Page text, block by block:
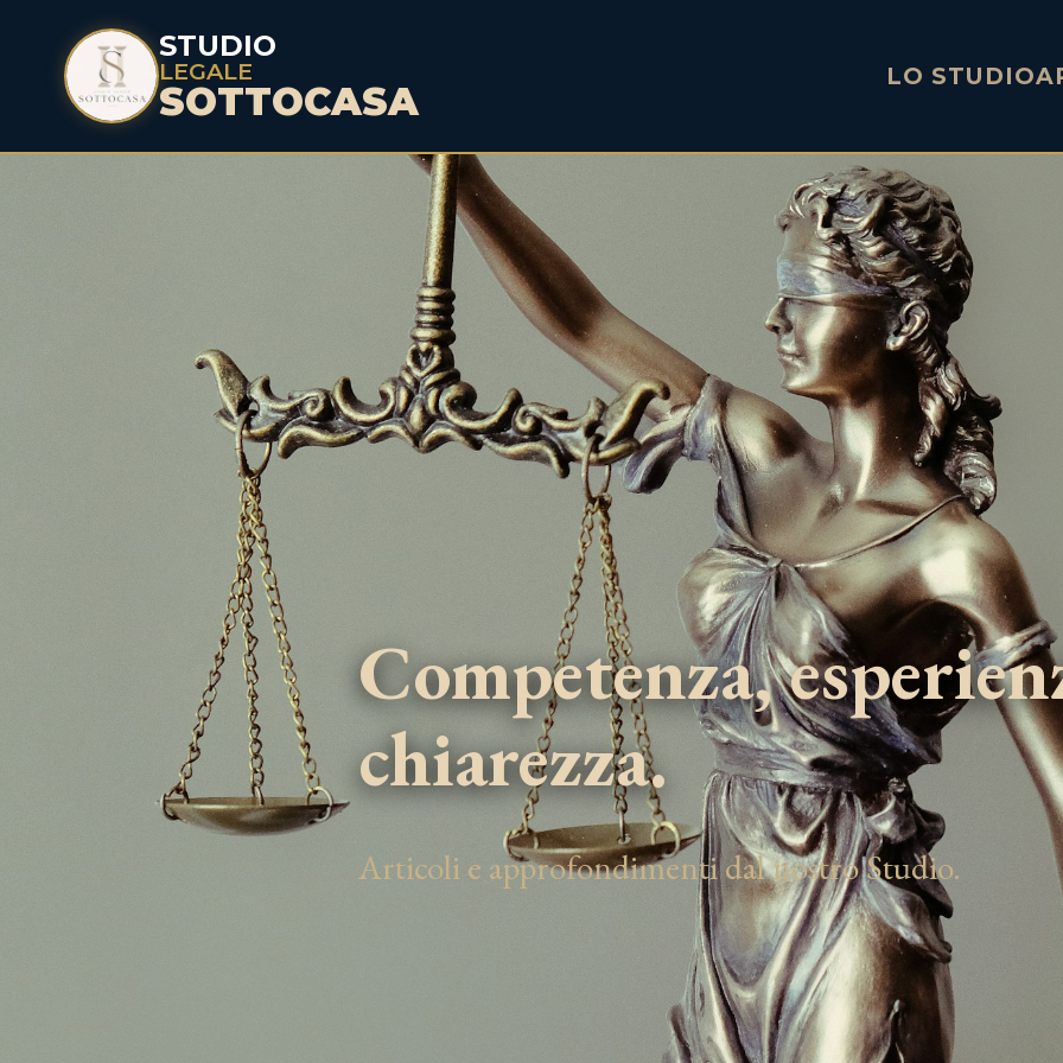
STUDIO
LEGALE
SOTTOCASA
LO STUDIO
Competenza,
chiarezza.
Articoli e approfondimenti dal nostro Studio.